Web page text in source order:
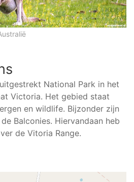
National Park in het
Victoria. Het gebied staat
en wildlife. Bijzonder zijn
Balconies. Hiervandaan heb
de Vitoria Range.